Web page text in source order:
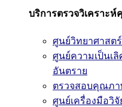
บริการตรวจวิเคราะ
ศูนย์วิทยาศาสต
ศูนย์ความเป็นเ
อันตราย
ตรวจสอบคุณภา
ศูนย์เครื่องมือวิ